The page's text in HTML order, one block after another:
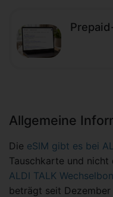
Allgemeine
Die eSIM gibt es bei
Tauschkarte und
ALDI TALK
beträgt seit